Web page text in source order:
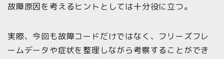
故障原因を考えるヒントとしては十分役に立つ。
実際、今回も故障コードだけではなく、フリーズフレ
ームデータや症状を整理しながら考察することができ